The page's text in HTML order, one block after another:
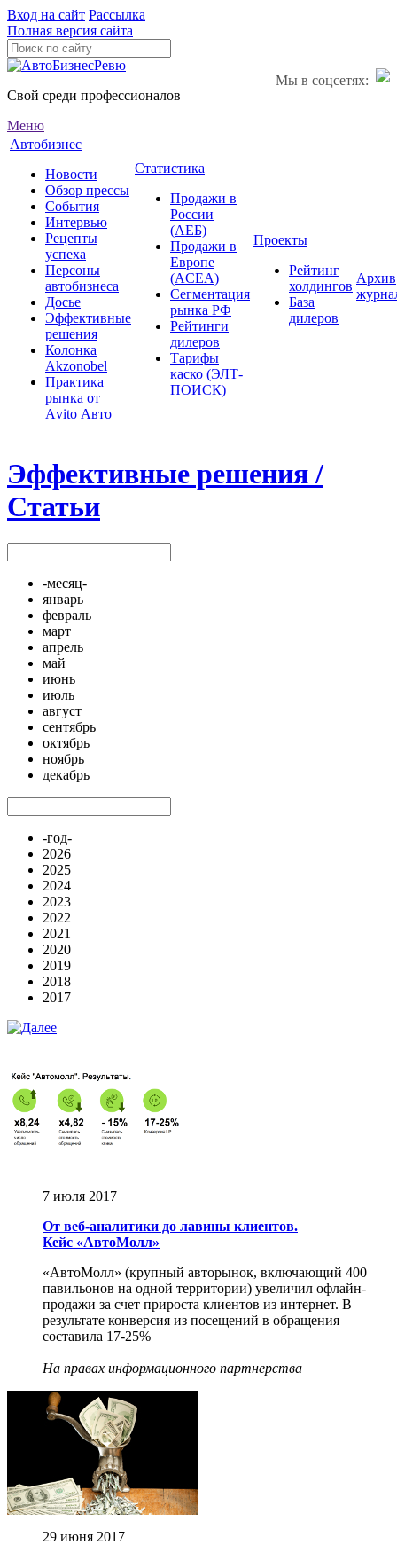
Вход на сайт Рассылка
Полная версия сайта
Мы в соцсетях:
Свой среди профессионалов
Меню
Автобизнес
Новости
Обзор прессы
События
Интервью
Рецепты
успеха
Персоны
автобизнеса
Досье
Эффективные
решения
Колонка
Akzonobel
Практика
рынка от
Аvito Авто
Статистика
Продажи в
России
(АЕБ)
Продажи в
Европе
(ACEA)
Сегментация
рынка РФ
Рейтинги
дилеров
Тарифы
каско (ЭЛТ-
ПОИСК)
Проекты
Рейтинг
холдингов
База
дилеров
Архив
Эффективные решения /
Статьи
-месяц-
январь
февраль
март
апрель
май
июнь
июль
август
сентябрь
октябрь
ноябрь
декабрь
-год-
2026
2025
2024
2023
2022
2021
2020
2019
2018
2017
7 июля 2017
От веб-аналитики до лавины клиентов.
Кейс «АвтоМолл»
«АвтоМолл» (крупный авторынок, включающий 400
павильонов на одной территории) увеличил офлайн-
продажи за счет прироста клиентов из интернет. В
результате конверсия из посещений в обращения
составила 17-25%
На правах информационного партнерства
29 июня 2017